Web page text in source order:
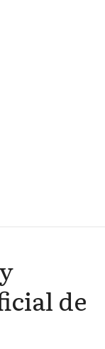
de